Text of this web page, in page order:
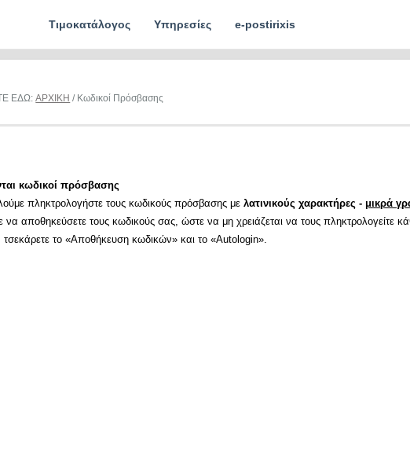
Τιμοκατάλογος Υπηρεσίες e-postirixis
ΕΔΩ:ΑΡΧΙΚΗ / Κωδικοί Πρόσβασης
κωδικοί πρόσβασης
πληκτρολογήστε τους κωδικούς πρόσβασης μελατινικούς χαρακτήρες - μικρά
να αποθηκεύσετε τους κωδικούς σας, ώστε να μη χρειάζεται να τους πληκτρολογείτε
τσεκάρετε το «Αποθήκευση κωδικών» και το «Autologin».